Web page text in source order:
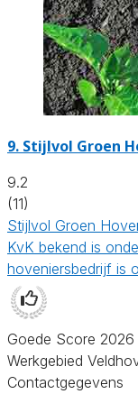
9. Stijlvol Groen
9.2
(11)
Stijlvol Groen
KvK bekend is
hoveniersbedrijf is
Goede Score 2026
Werkgebied
Contactgegevens